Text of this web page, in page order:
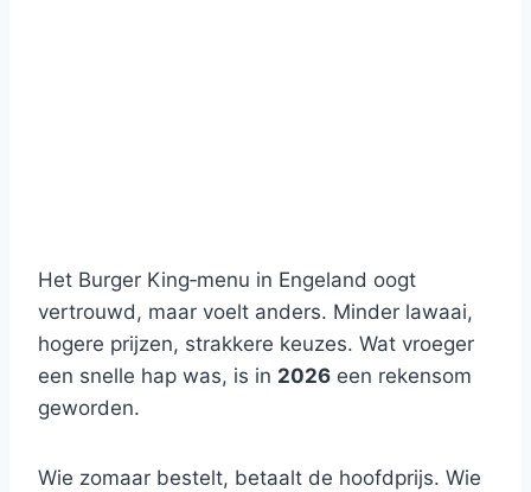
Het Burger King‑menu in Engeland oogt
vertrouwd, maar voelt anders. Minder lawaai,
hogere prijzen, strakkere keuzes. Wat vroeger
een snelle hap was, is in 2026 een rekensom
geworden.
Wie zomaar bestelt, betaalt de hoofdprijs. Wie